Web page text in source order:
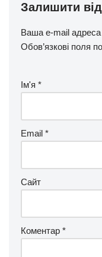
Залишити
Ваша e-mail
Обов’язкові поля
Ім'я *
Email *
Сайт
Коментар *